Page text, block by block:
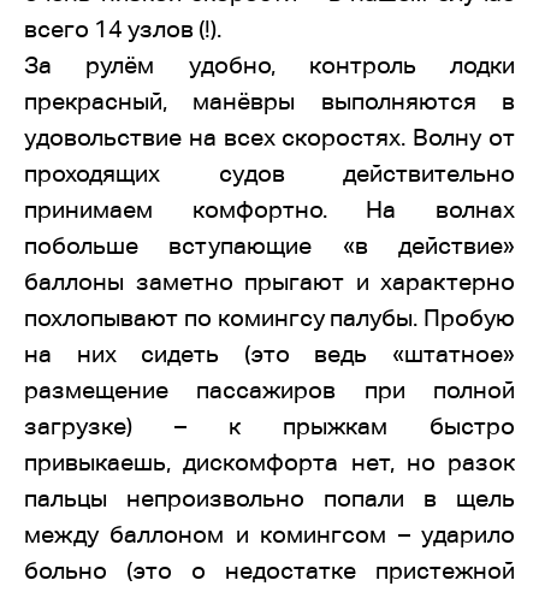
всего 14 узлов (!).
За рулём удобно, контроль лодки
прекрасный, манёвры выполняются в
удовольствие на всех скоростях. Волну от
проходящих судов действительно
принимаем комфортно. На волнах
побольше вступающие «в действие»
баллоны заметно прыгают и характерно
похлопывают по комингсу палубы. Пробую
на них сидеть (это ведь «штатное»
размещение пассажиров при полной
загрузке) – к прыжкам быстро
привыкаешь, дискомфорта нет, но разок
пальцы непроизвольно попали в щель
между баллоном и комингсом – ударило
больно (это о недостатке пристежной